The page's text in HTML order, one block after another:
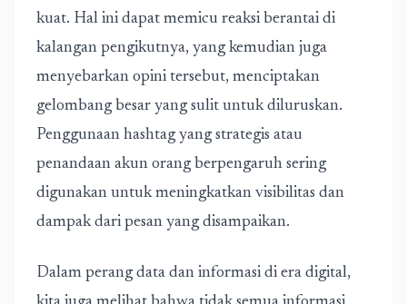
kuat. Hal ini dapat memicu reaksi berantai di
kalangan pengikutnya, yang kemudian juga
menyebarkan opini tersebut, menciptakan
gelombang besar yang sulit untuk diluruskan.
Penggunaan hashtag yang strategis atau
penandaan akun orang berpengaruh sering
digunakan untuk meningkatkan visibilitas dan
dampak dari pesan yang disampaikan.
Dalam perang data dan informasi di era digital,